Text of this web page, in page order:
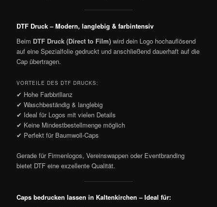
DTF Druck – Modern, langlebig & farbintensiv
Beim DTF Druck (Direct to Film) wird dein Logo hochauflösend
auf eine Spezialfolie gedruckt und anschließend dauerhaft auf die
Cap übertragen.
VORTEILE DES DTF DRUCKS:
✔ Hohe Farbbrillanz
✔ Waschbeständig & langlebig
✔ Ideal für Logos mit vielen Details
✔ Keine Mindestbestellmenge möglich
✔ Perfekt für Baumwoll-Caps
Gerade für Firmenlogos, Vereinswappen oder Eventbranding
bietet DTF eine exzellente Qualität.
Caps bedrucken lassen in Kaltenkirchen – Ideal für: